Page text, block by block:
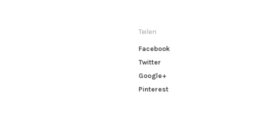
Teilen
Facebook
Twitter
Google+
Pinterest